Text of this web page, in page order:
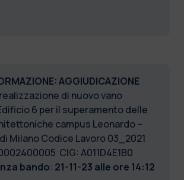
AGGIUDICAZIONE
di nuovo vano
6 per il superamento delle
campus Leonardo –
Milano Codice Lavoro 03_2021
CIG: A011D4E1B0
bando: 21-11-23 alle ore 14:12